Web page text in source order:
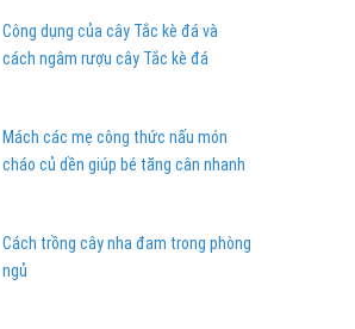
Công dụng của cây Tắc kè đá và
cách ngâm rượu cây Tắc kè đá
Mách các mẹ công thức nấu món
cháo củ dền giúp bé tăng cân nhanh
Cách trồng cây nha đam trong phòng
ngủ